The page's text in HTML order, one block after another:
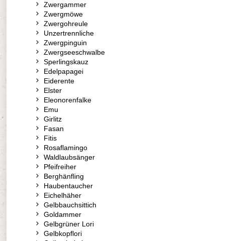
Zwergammer
Zwergmöwe
Zwergohreule
Unzertrennliche
Zwergpinguin
Zwergseeschwalbe
Sperlingskauz
Edelpapagei
Eiderente
Elster
Eleonorenfalke
Emu
Girlitz
Fasan
Fitis
Rosaflamingo
Waldlaubsänger
Pfeifreiher
Berghänfling
Haubentaucher
Eichelhäher
Gelbbauchsittich
Goldammer
Gelbgrüner Lori
Gelbkopflori